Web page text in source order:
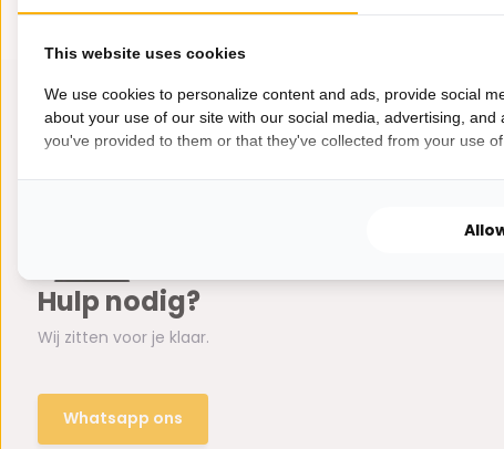
Hulp nodig?
Wij zitten voor je klaar.
Whatsapp ons
This website uses cookies
We use cookies to personalize content and ads, provide social
about your use of our site with our social media, advertising,
you've provided to them or that they've collected from your use of